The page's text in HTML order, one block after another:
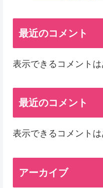
最近のコメント
表示できるコメントは
最近のコメント
表示できるコメントは
アーカイブ